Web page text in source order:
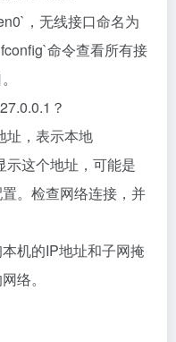
，无线接口命名为
命令查看所有接
？
址，表示本地
示这个地址，可能是
。检查网络连接，并
机的IP地址和子网掩
络。